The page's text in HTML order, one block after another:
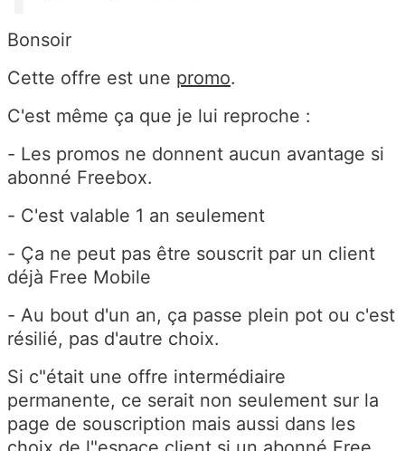
Bonsoir
Cette offre est une promo.
C'est même ça que je lui reproche :
- Les promos ne donnent aucun avantage si
abonné Freebox.
- C'est valable 1 an seulement
- Ça ne peut pas être souscrit par un client
déjà Free Mobile
- Au bout d'un an, ça passe plein pot ou c'est
résilié, pas d'autre choix.
Si c"était une offre intermédiaire
permanente, ce serait non seulement sur la
page de souscription mais aussi dans les